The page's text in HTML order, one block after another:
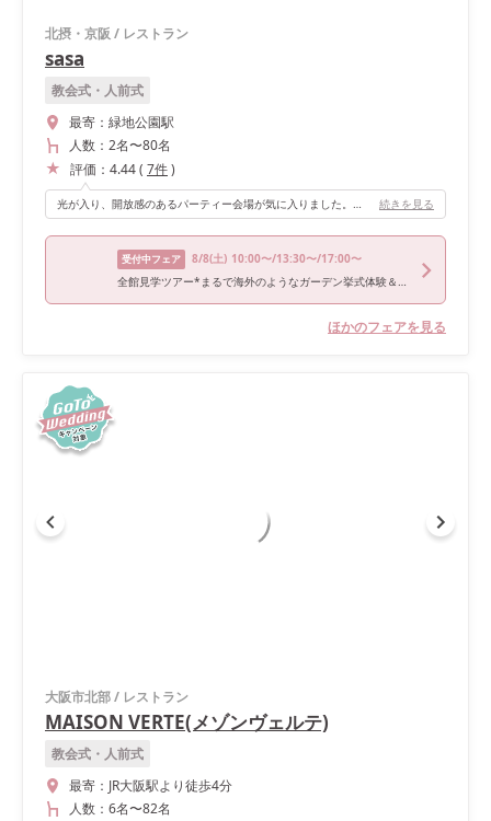
北摂・京阪 / レストラン
sasa
教会式・人前式
最寄： 緑地公園駅
人数： 2名〜80名
評価： 4.44( 7件)
光が入り、開放感のあるパーティー会場が気に入りました。また、外の景色が見えて素敵です。 こちらを活用して、入場演出はガラス越しのガーデンから登場しました！ 続きを見る
受付中フェア 8/8(土) 10:00〜/13:30〜/17:00〜
全館見学ツアー*まるで海外のようなガーデン挙式体験＆無料試食
ほかのフェアを見る
大阪市北部/ レストラン
MAISON VERTE(メゾンヴェルテ)
教会式・人前式
最寄： JR大阪駅より徒歩4分
人数： 6名〜82名